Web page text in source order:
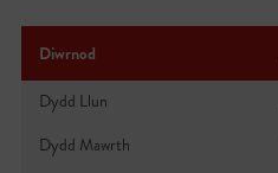
Diwrnod
Dydd Llun
Dydd Mawrth